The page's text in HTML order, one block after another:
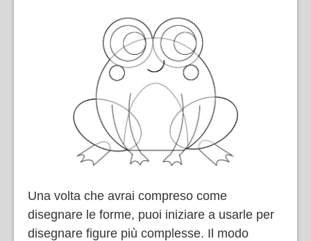
Una volta che avrai compreso come
disegnare le forme, puoi iniziare a usarle per
disegnare figure più complesse. Il modo